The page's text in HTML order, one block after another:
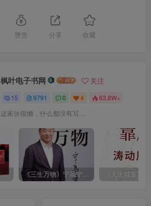
赞赏 分享 收藏
枫叶电子书网 关注
15 9791 0 4 63.8W+
这家伙很懒，什么都没有写...
《周梅森作品全集》[共30册] 《三生万物》宁高宁（epub+mobi+azw3+pdf）